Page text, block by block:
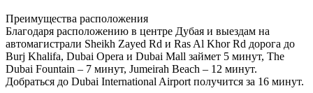
Преимущества расположения
Благодаря расположению в центре Дубая и выездам на
автомагистрали Sheikh Zayed Rd и Ras Al Khor Rd дорога до
Burj Khalifa, Dubai Opera и Dubai Mall займет 5 минут, The
Dubai Fountain – 7 минут, Jumeirah Beach – 12 минут.
Добраться до Dubai International Airport получится за 16 минут.